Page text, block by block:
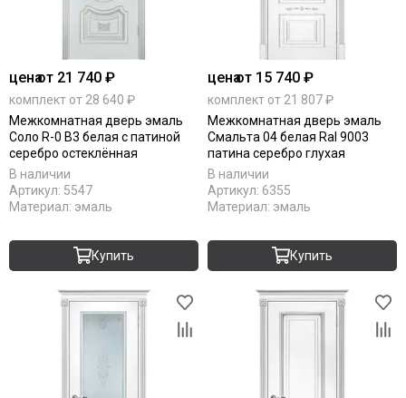
ценаот 21 740 ₽
комплект от 28 640 ₽
Межкомнатная дверь эмаль
Соло R-0 В3 белая с патиной
серебро остеклённая
В наличии
Артикул: 5547
Материал: эмаль
Купить
ценаот 15 740 ₽
комплект от 21 807 ₽
Межкомнатная дверь эмаль
Смальта 04 белая Ral 9003
патина серебро глухая
В наличии
Артикул: 6355
Материал: эмаль
Купить